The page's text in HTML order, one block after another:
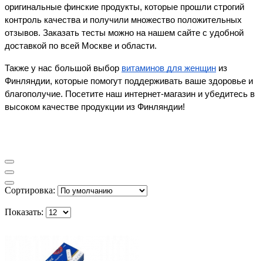
оригинальные финские продукты, которые прошли строгий
контроль качества и получили множество положительных
отзывов. Заказать тесты можно на нашем сайте с удобной
доставкой по всей Москве и области.
Также у нас большой выбор витаминов для женщин из
Финляндии, которые помогут поддерживать ваше здоровье и
благополучие. Посетите наш интернет-магазин и убедитесь в
высоком качестве продукции из Финляндии!
Сортировка:
Показать: